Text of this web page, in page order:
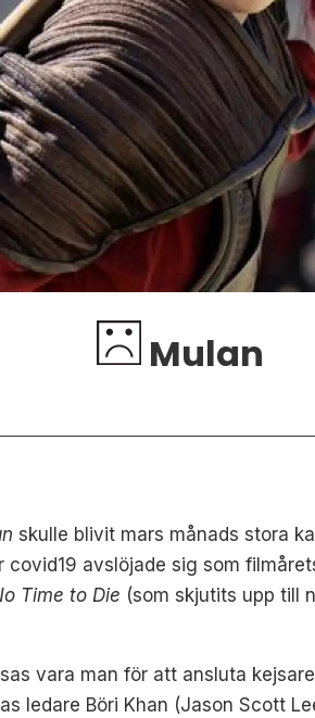
Mulan
skulle blivit mars månads stora
avslöjade sig som
Time to Die (som skjutits upp till
vara man för att ansluta
ledare Böri Khan (Jason Scott